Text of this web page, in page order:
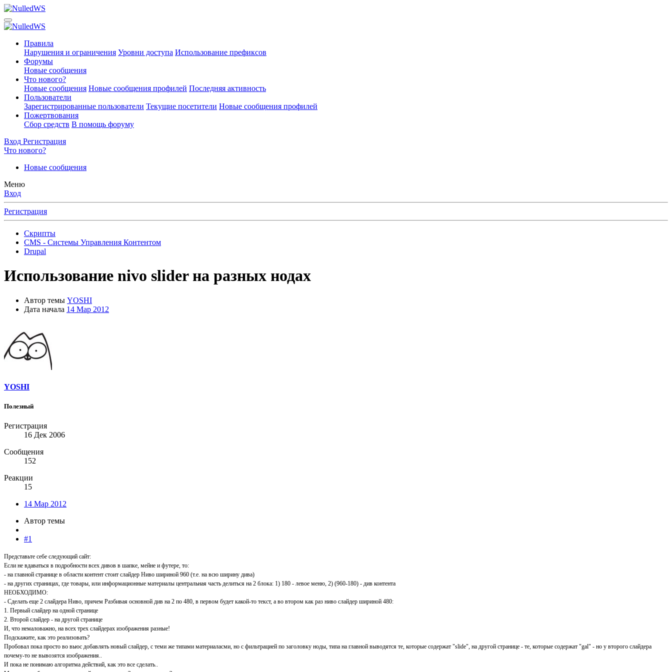
Правила
Нарушения и ограничения Уровни доступа Использование префиксов
Форумы
Новые сообщения
Что нового?
Новые сообщения Новые сообщения профилей Последняя активность
Пользователи
Зарегистрированные пользователи Текущие посетители Новые сообщения профилей
Пожертвования
Сбор средств В помощь форуму
Вход Регистрация
Что нового?
Новые сообщения
Меню
Вход
Регистрация
Скрипты
CMS - Системы Управления Контентом
Drupal
Использование nivo slider на разных нодах
Автор темы YOSHI
Дата начала 14 Мар 2012
YOSHI
Полезный
Регистрация
16 Дек 2006
Сообщения
152
Реакции
15
14 Мар 2012
Автор темы
#1
Представьте себе следующий сайт:
Если не вдаваться в подробности всех дивов в шапке, мейне и футере, то:
- на главной странице в области контент стоит слайдер Ниво шириной 960 (т.е. на всю ширину дива)
- на других страницах, где товары, или информационные материалы центральная часть делиться на 2 блока: 1) 180 - левое меню, 2) (960-180) - див контента
НЕОБХОДИМО:
- Сделать еще 2 слайдера Ниво, причем Разбивая основной див на 2 по 480, в первом будет какой-то текст, а во втором как раз ниво слайдер шириной 480:
1. Первый слайдер на одной странице
2. Второй слайдер - на другой странице
И, что немаловажно, на всех трех слайдерах изображения разные!
Подскажите, как это реализовать?
Пробовал пока просто во вьюс добавлять новый слайдер, с теми же типами материаласми, но с фильтрацией по заголовку ноды, типа на главной выводятся те, которые содержат "slide", на другой странице - те, которые содержат "gal" - но у второго слайдера
почему-то не вывозятся изображения..
И пока не понимаю алгоритма действий, как это все сделать..